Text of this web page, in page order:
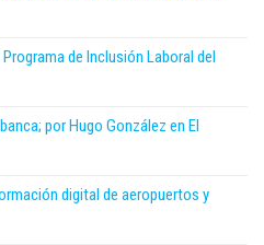
de Inclusión Laboral del
por Hugo González en El
digital de aeropuertos y